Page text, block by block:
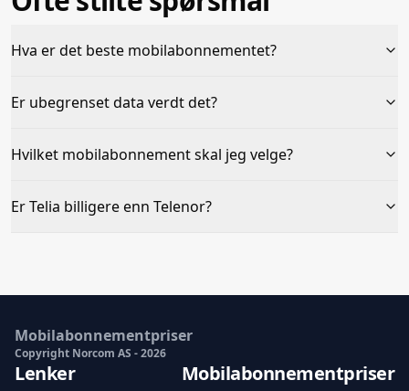
Hva er det beste mobilabonnementet?
Er ubegrenset data verdt det?
Hvilket mobilabonnement skal jeg velge?
Er Telia billigere enn Telenor?
Mobilabonnementpriser
Copyright Norcom AS -2026
Lenker Mobilabonnementpriser